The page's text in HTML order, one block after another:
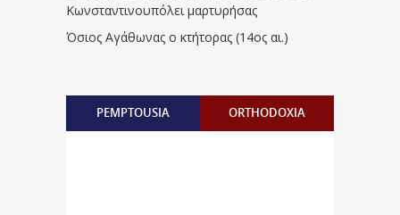
Κωνσταντινουπόλει μαρτυρήσας
Όσιος Αγάθωνας ο κτήτορας (14ος αι.)
PEMPTOUSIA ORTHODOXIA